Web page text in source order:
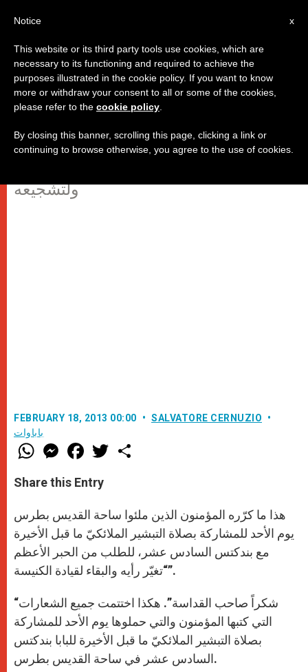
الشباب إلى البابا: "أيها الحبر الأعظم
ابقَ معنا!"
ولتشجيعه
FEBRUARY 18, 2013 00:00
SALVATORE CERNUZIO
باباوات
W
h
t
s
p
p
M
e
s
e
g
e
r
F
a
e
b
o
k
w
Share this Entry
هذا ما كرّره المؤمنون الذين ملئوا ساحة القديس بطرس
يوم الأحد للمشاركة بصلاة التبشير الملائكيّ ما قبل الأخيرة
مع بندكتس السادس عشر، للطلب من الحبر الأعظم
“تغيّر رأيه والبقاء لقيادة الكنيسة”.
“شكراً صاحب القداسة”. هكذا اختتمت جميع الشعارات
التي كتبها المؤمنون والتي حملوها يوم الأحد للمشاركة
بصلاة التبشير الملائكيّ ما قبل الأخيرة للبابا بندكتس
السادس عشر في ساحة القديس بطرس.
x
Notice
This website or its third party tools use cookies, which are
necessary to its functioning and required to achieve the
purposes illustrated in the cookie policy. If you want to know
more or withdraw your consent to all or some of the cookies,
please refer to the cookie policy
By closing this banner, scrolling this page, clicking a link or
continuing to browse otherwise, you agree to the use of cookies.